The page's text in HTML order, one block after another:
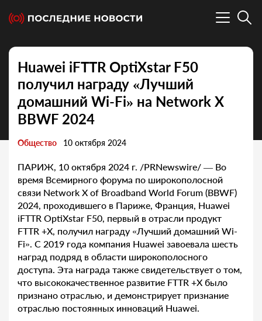
Huawei iFTTR OptiXstar F50
получил награду «Лучший
домашний Wi-Fi» на Network X
BBWF 2024
Общество 10 октября 2024
ПАРИЖ, 10 октября 2024 г. /PRNewswire/ — Во
время Всемирного форума по широкополосной
связи Network X of Broadband World Forum (BBWF)
2024, проходившего в Париже, Франция, Huawei
iFTTR OptiXstar F50, первый в отрасли продукт
FTTR +X, получил награду «Лучший домашний Wi-
Fi». С 2019 года компания Huawei завоевала шесть
наград подряд в области широкополосного
доступа. Эта награда также свидетельствует о том,
что высококачественное развитие FTTR +X было
признано отраслью, и демонстрирует признание
отраслью постоянных инноваций Huawei.